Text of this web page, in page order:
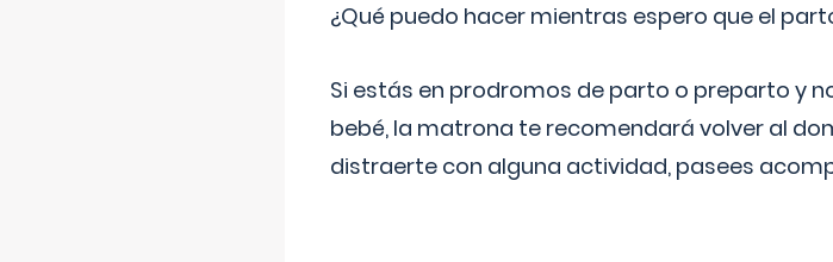
¿Qué puedo hacer mientras espero que el
Si estás en prodromos de parto o preparto y
bebé, la matrona te recomendará volver al
distraerte con alguna actividad, pasees